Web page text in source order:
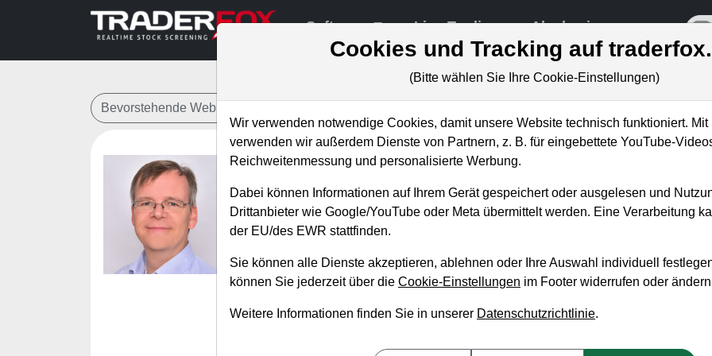
Software Live-Trading Akademie
Bevorstehende Webinare
Serie - Die wichtigsten Indikatoren
Indikatoren für die Zukunft
Referent:Martin König
Seminar-Unterlagen:
In dieser Entwicklerkonferenz wagen wir einen Blick in die Zukunft. Es werden
Cookies und Tracking auf
(Bitte wählen Sie Ihre Cookie-Einstellungen)
Wir verwenden notwendige Cookies, damit unsere Website technisch funktioniert.
verwenden wir außerdem Dienste von Partnern, z. B. für eingebettete YouTube-
Reichweitenmessung und personalisierte Werbung.
Dabei können Informationen auf Ihrem Gerät gespeichert oder ausgelesen und
Drittanbieter wie Google/YouTube oder Meta übermittelt werden. Eine Verarbeitung
der EU/des EWR stattfinden.
Sie können alle Dienste akzeptieren, ablehnen oder Ihre Auswahl individuell
können Sie jederzeit über die Cookie-Einstellungen im Footer widerrufen oder
Weitere Informationen finden Sie in unserer Datenschutzrichtlinie.